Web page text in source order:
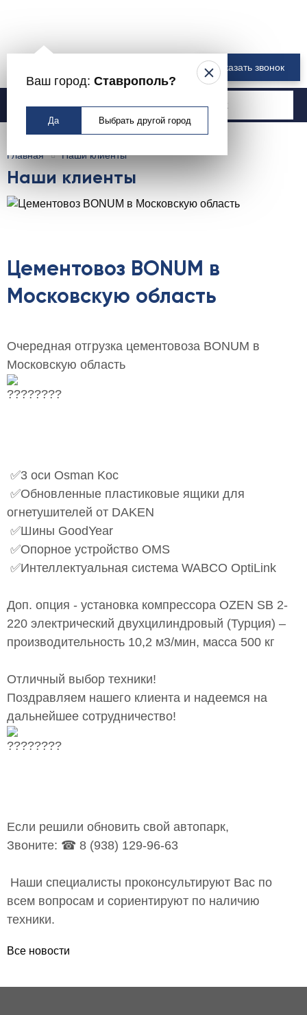
Ваш город: Ставрополь?
Да Выбрать другой город
Заказать звонок
Москва
Главная Наши клиенты
Наши клиенты
Цементовоз BONUM в
Московскую область
Очередная отгрузка цементовоза BONUM в
Московскую область
✅3 оси Osman Koc
✅Обновленные пластиковые ящики для
огнетушителей от DAKEN
✅Шины GoodYear
✅Опорное устройство OMS
✅Интеллектуальная система WABCO OptiLink
Доп. опция - установка компрессора OZEN SB 2-
220 электрический двухцилиндровый (Турция) –
производительность 10,2 м3/мин, масса 500 кг
Отличный выбор техники!
Поздравляем нашего клиента и надеемся на
дальнейшее сотрудничество!
Если решили обновить свой автопарк,
Звоните: ☎ 8 (938) 129-96-63
Наши специалисты проконсультируют Вас по
всем вопросам и сориентируют по наличию
техники.
Все новости